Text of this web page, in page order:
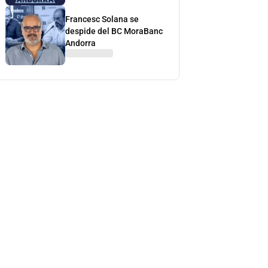
Francesc Solana se
despide del BC MoraBanc
Andorra